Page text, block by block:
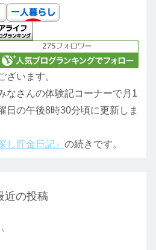
ざいます。
なさんの体験記コーナーで月1
日の午後8時30分頃に更新しま
し貯金日記』 の続きです。
近の投稿